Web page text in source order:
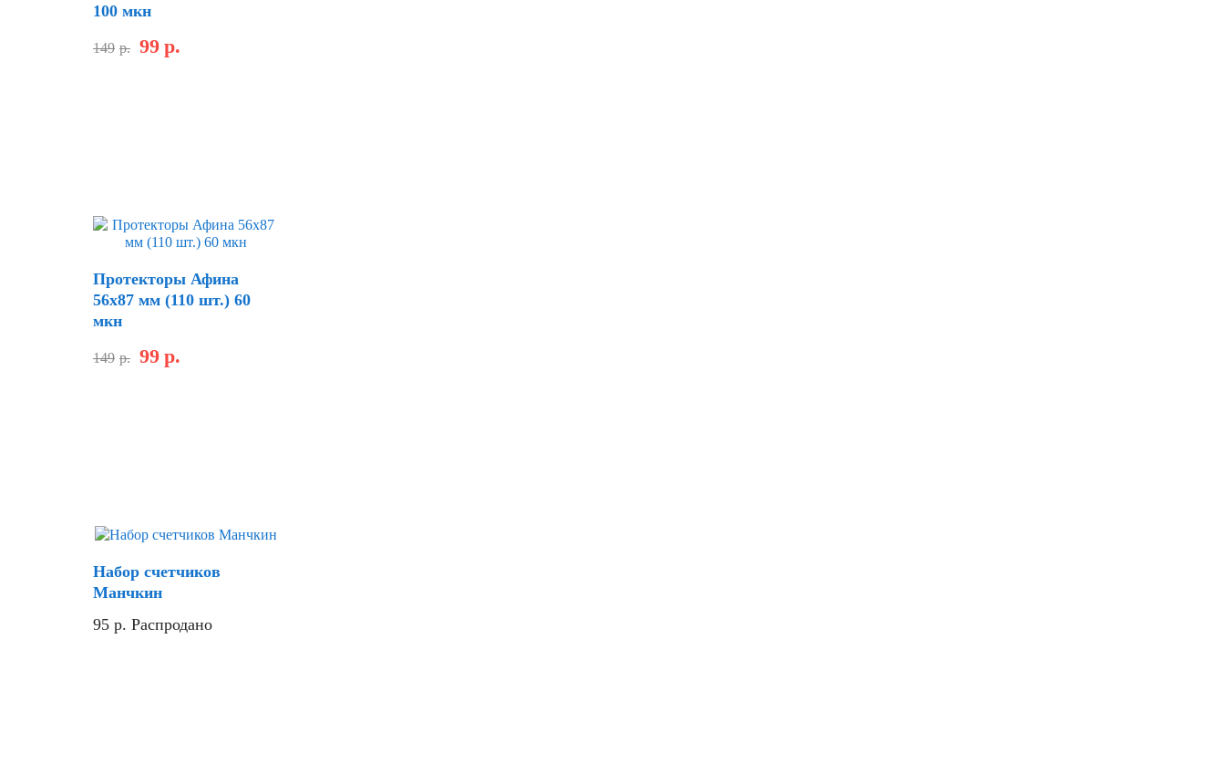
100 мкн
149 р. 99 р.
Протекторы Афина
56х87 мм (110 шт.) 60
мкн
149 р. 99 р.
Набор счетчиков
Манчкин
95 р. Распродано